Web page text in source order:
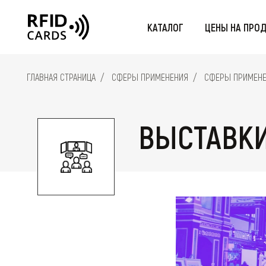
КАТАЛОГ
КАРТЫ RFID-БРАСЛЕТЫ RFID-
ЦЕНЫ НА
ГЛАВНАЯ СТРАНИЦА СФЕРЫ ПРИМЕНЕНИЯ СФЕРЫ